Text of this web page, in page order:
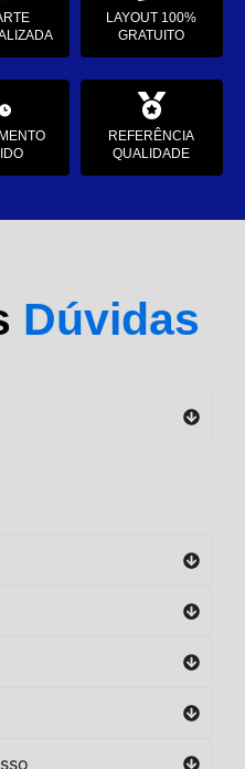
LAYOUT 100%
GRATUITO
REFERÊNCIA
QUALIDADE
Dúvidas